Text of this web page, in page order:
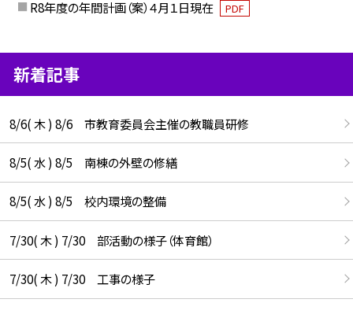
R8年度の年間計画（案）４月１日現在 PDF
新着記事
8/6( 木 ) 8/6 市教育委員会主催の教職員研修
8/5( 水 ) 8/5 南棟の外壁の修繕
8/5( 水 ) 8/5 校内環境の整備
7/30( 木 ) 7/30 部活動の様子（体育館）
7/30( 木 ) 7/30 工事の様子